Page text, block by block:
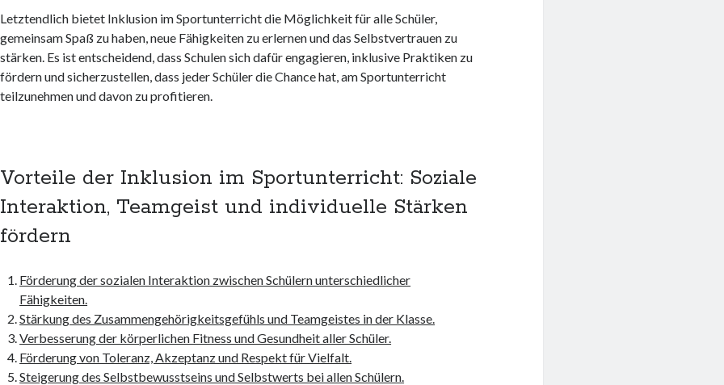
Letztendlich bietet Inklusion im Sportunterricht die Möglichkeit für alle Schüler,
gemeinsam Spaß zu haben, neue Fähigkeiten zu erlernen und das Selbstvertrauen zu
stärken. Es ist entscheidend, dass Schulen sich dafür engagieren, inklusive Praktiken zu
fördern und sicherzustellen, dass jeder Schüler die Chance hat, am Sportunterricht
teilzunehmen und davon zu profitieren.
Vorteile der Inklusion im Sportunterricht: Soziale
Interaktion, Teamgeist und individuelle Stärken
fördern
Förderung der sozialen Interaktion zwischen Schülern unterschiedlicher
Fähigkeiten.
Stärkung des Zusammengehörigkeitsgefühls und Teamgeistes in der Klasse.
Verbesserung der körperlichen Fitness und Gesundheit aller Schüler.
Förderung von Toleranz, Akzeptanz und Respekt für Vielfalt.
Steigerung des Selbstbewusstseins und Selbstwerts bei allen Schülern.